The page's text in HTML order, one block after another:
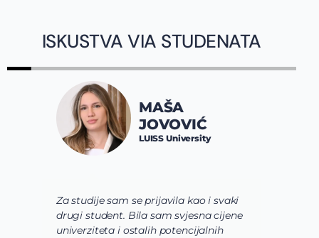
ISKUSTVA VIA STUDENATA
Za studije sam se prijavila kao i svaki
drugi student. Bila sam svjesna cijene
univerziteta i ostalih potencijalnih
MAŠA
JOVOVIĆ
LUISS University